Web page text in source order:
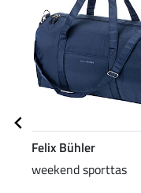
Felix Bühler
weekend sporttas